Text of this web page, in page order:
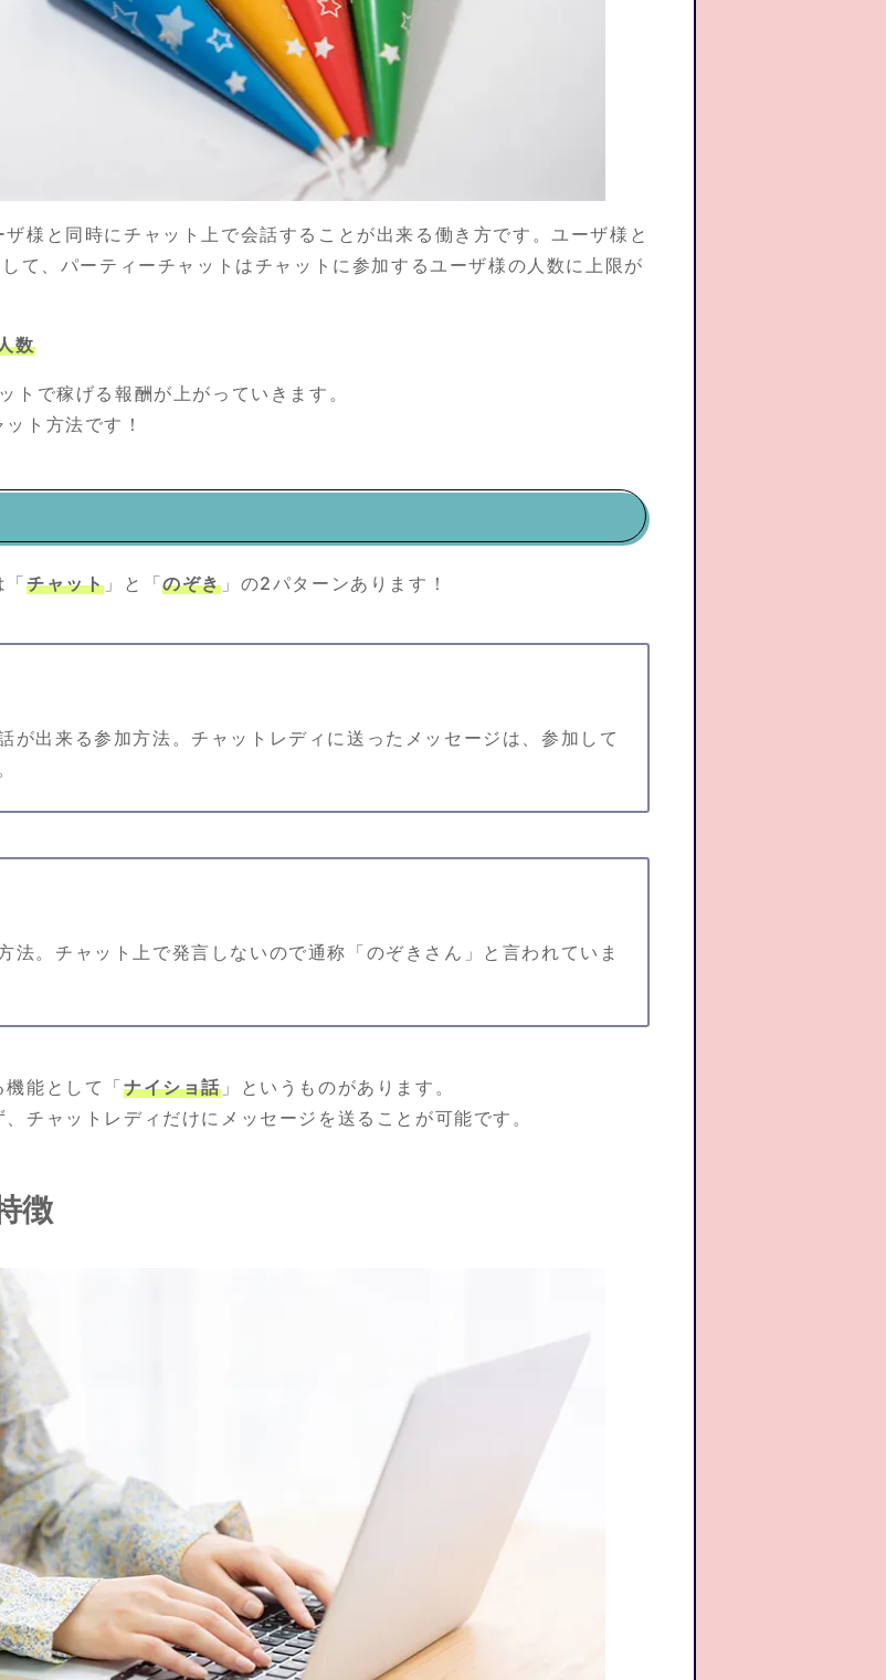
様と同時にチャット上で会話することが出来る働き方です。ユーザ様と
て、パーティーチャットはチャットに参加するユーザ様の人数に上限が
数
トで稼げる報酬が上がっていきます。
ト方法です！
「チャット 」と「のぞき 」の2パターンあります！
が出来る参加方法。チャットレディに送ったメッセージは、参加して
法。チャット上で発言しないので通称「のぞきさん」と言われていま
機能として「ナイショ話 」というものがあります。
チャットレディだけにメッセージを送ることが可能です。
徴